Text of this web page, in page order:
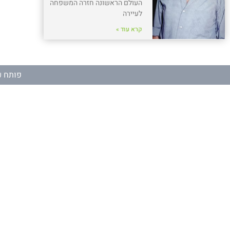
העולם הראשונה חזרה המשפחה
לעיירה
קרא עוד »
פותח